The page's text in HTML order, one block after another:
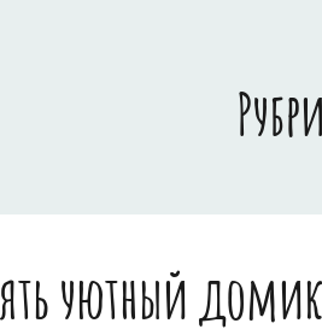
уютный